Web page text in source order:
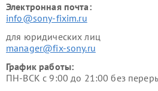
Электронная почта:
info@sony-fixim.ru
для юридических лиц
manager@fix-sony.ru
График работы:
ПН-ВСК с 9:00 до 21:00 без